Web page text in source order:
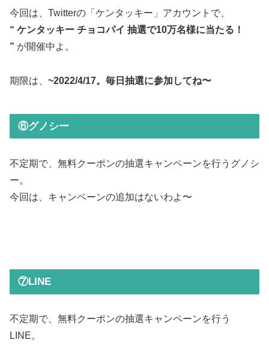
今回は、Twitterの「ケンタッキー」アカウントで、
“ ケンタッキー チョコパイ 抽選で10万名様に当たる！
” が開催中よ。
期限は、 ~2022/4/17。毎日抽選に参加してね〜
⑥グノシー
不定期で、無料クーポンの抽選キャンペーンを行うグノシ
ー。
今回は、キャンペーンの追加はないわよ〜
⑦LINE
不定期で、無料クーポンの抽選キャンペーンを行う
LINE。